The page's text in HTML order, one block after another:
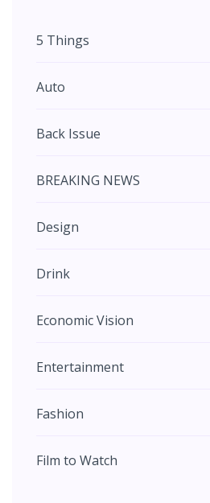
5 Things
Auto
Back Issue
BREAKING NEWS
Design
Drink
Economic Vision
Entertainment
Fashion
Film to Watch